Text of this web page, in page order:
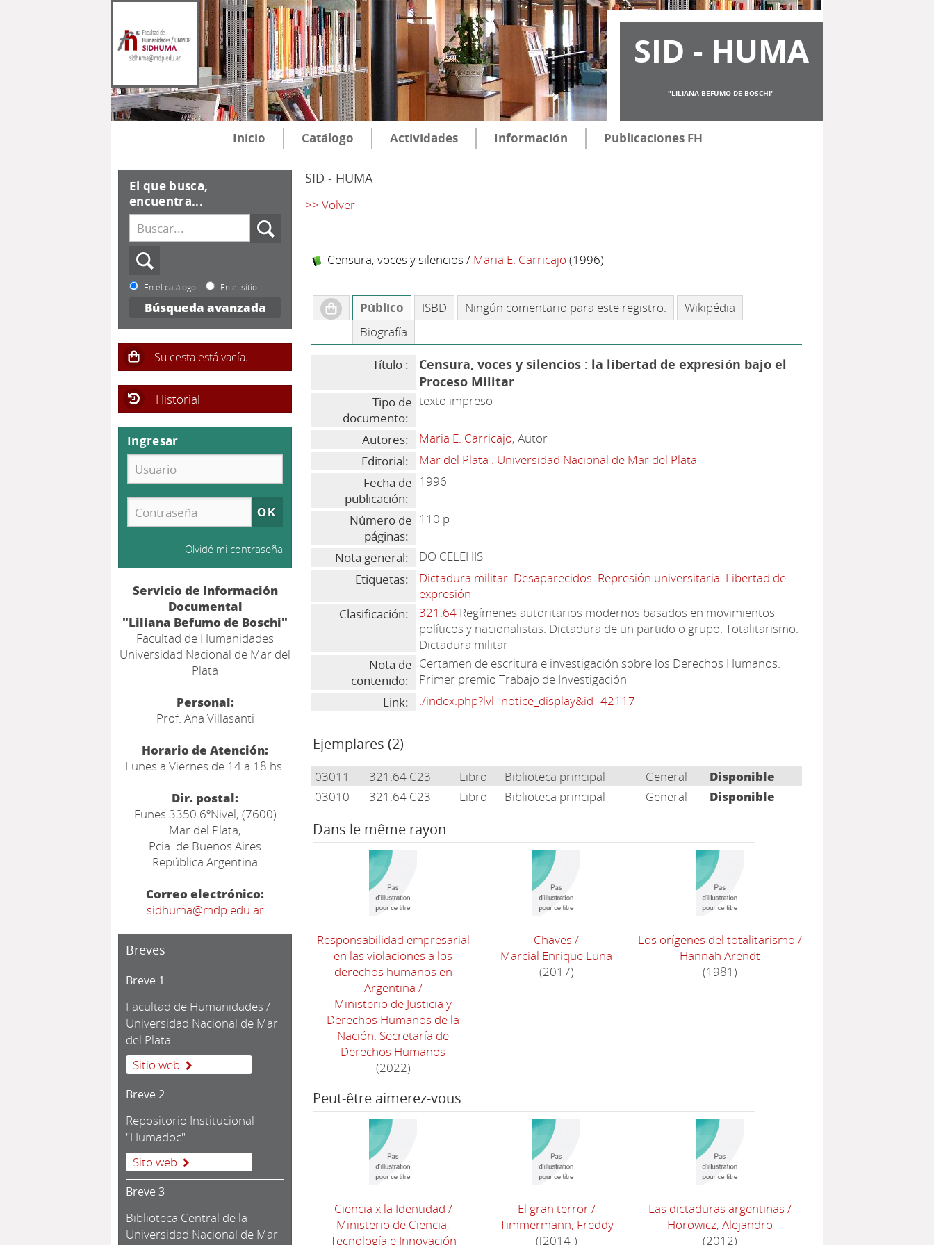
SID - HUMA
"LILIANA BEFUMO DE BOSCHI"
Inicio Catálogo Actividades Información Publicaciones FH
SID - HUMA
>> Volver
Censura, voces y silencios / Maria E. Carricajo (1996)
Público ISBD Ningún comentario para este registro.
Wikipédia
Biografía
Título :
Censura, voces y silencios : la libertad de expresión bajo el
Proceso Militar
Tipo de
documento:
texto impreso
Autores: Maria E. Carricajo, Autor
Editorial:
Mar del Plata : Universidad Nacional de Mar del Plata
Fecha de
publicación:
1996
Número de
páginas:
110 p
Nota general:
DO CELEHIS
Etiquetas:
Dictadura militar Desaparecidos Represión universitaria Libertad de
expresión
Clasificación:
321.64 Regímenes autoritarios modernos basados en movimientos
políticos y nacionalistas. Dictadura de un partido o grupo. Totalitarismo.
Dictadura militar
Nota de
contenido:
Certamen de escritura e investigación sobre los Derechos Humanos.
Primer premio Trabajo de Investigación
Link:
./index.php?lvl=notice_display&id=42117
Ejemplares (2)
03011 321.64 C23 Libro Biblioteca principal General
Disponible
03010
321.64 C23 Libro Biblioteca principal General Disponible
Dans le même rayon
Responsabilidad empresarial
en las violaciones a los
derechos humanos en
Argentina /
Ministerio de Justicia y
Derechos Humanos de la
Nación. Secretaría de
Derechos Humanos
(2022)
Chaves /
Marcial Enrique Luna
(2017)
Los orígenes del totalitarismo /
Hannah Arendt
(1981)
Peut-être aimerez-vous
Ciencia x la Identidad /
Ministerio de Ciencia,
Tecnología e Innovación
El gran terror/
Timmermann, Freddy
([2014])
Las dictaduras argentinas /
Horowicz, Alejandro
(2012)
El que busca,
encuentra...
En el catálogo En el sitio
Búsqueda avanzada
Historial
Ingresar
Olvidé mi contraseña
Servicio de Información
Documental
"Liliana Befumo de Boschi"
Facultad de Humanidades
Universidad Nacional de Mar del
Plata
Personal:
Prof. Ana Villasanti
Horario de Atención:
Lunes a Viernes de 14 a 18 hs.
Dir. postal:
Funes 3350 6ºNivel, (7600)
Mar del Plata,
Pcia. de Buenos Aires
República Argentina
Correo electrónico:
sidhuma@mdp.edu.ar
Breves
Breve 1
Facultad de Humanidades /
Universidad Nacional de Mar
del Plata
Sitio web
Breve 2
Repositorio Institucional
"Humadoc"
Sito web
Breve 3
Biblioteca Central de la
Universidad Nacional de Mar